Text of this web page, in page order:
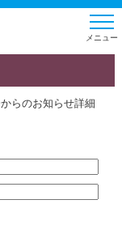
らのお知らせ詳細